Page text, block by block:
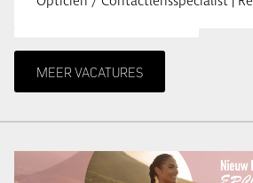
MEER VACATURES